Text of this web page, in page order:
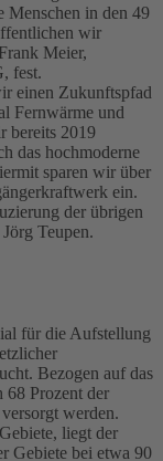
Menschen in den 49
wir
Meier,
fest.
einen Zukunftspfad
Fernwärme und
bereits 2019
das hochmoderne
sparen wir über
ein.
der übrigen
Teupen.
für die Aufstellung
Bezogen auf das
68 Prozent der
werden.
liegt der
Gebiete bei etwa 90